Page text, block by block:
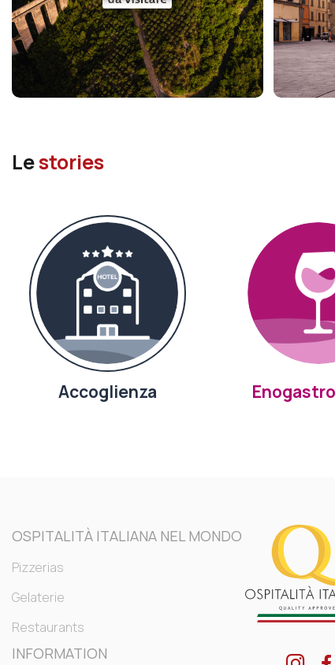
Lestories
Accoglienza
OSPITALITÀ ITALIANA NEL MONDO
Pizzerias
Gelaterie
Restaurants
INFORMATION